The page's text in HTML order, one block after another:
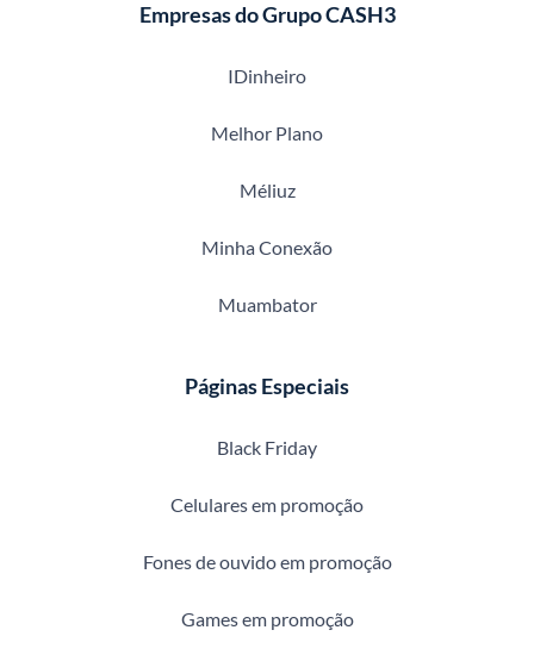
Empresas do Grupo CASH3
IDinheiro
Melhor Plano
Méliuz
Minha Conexão
Muambator
Páginas Especiais
Black Friday
Celulares em promoção
Fones de ouvido em promoção
Games em promoção